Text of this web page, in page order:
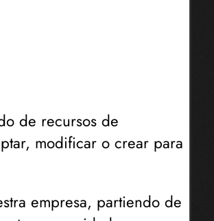
de recursos de
modificar o crear para
empresa, partiendo de